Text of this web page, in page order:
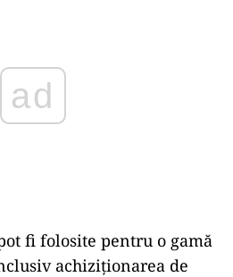
fi folosite pentru o gamă
achiziționarea de